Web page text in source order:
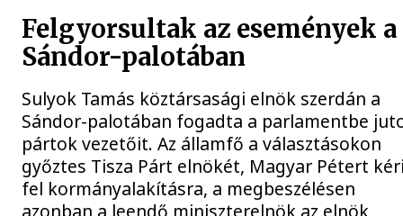
Felgyorsultak az események a
Sándor-palotában
Sulyok Tamás köztársasági elnök szerdán a
Sándor-palotában fogadta a parlamentbe
pártok vezetőit. Az államfő a választásokon
győztes Tisza Párt elnökét, Magyar Pétert
fel kormányalakításra, a megbeszélésen